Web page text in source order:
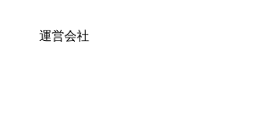
運営会社